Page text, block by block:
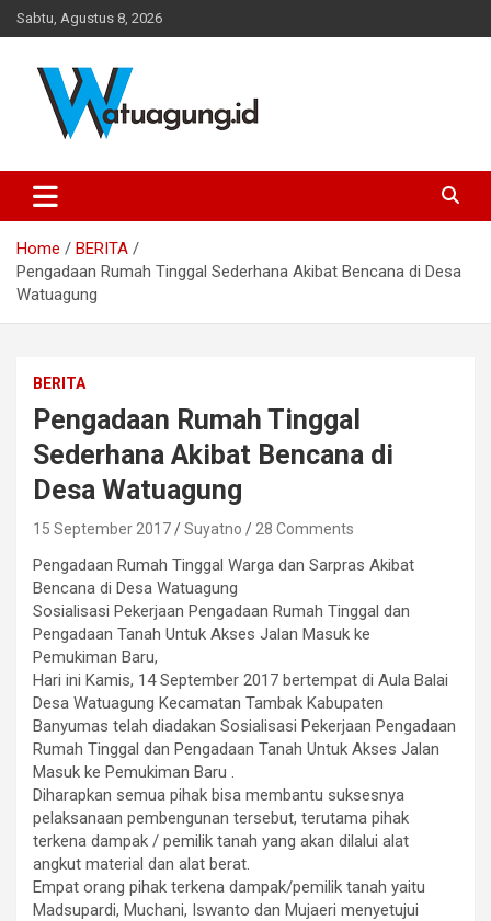
Skip
to
Sabtu, Agustus 8, 2026
Watuagung.ID
Banyumas, Jawa Tengah
Home
BERITA
Pengadaan Rumah Tinggal Sederhana Akibat Bencana di Desa
Watuagung
BERITA
Pengadaan Rumah Tinggal
Sederhana Akibat Bencana di
Desa Watuagung
15 September 2017 Suyatno 28 Comments
Pengadaan Rumah Tinggal Warga dan Sarpras Akibat
Bencana di Desa Watuagung
Sosialisasi Pekerjaan Pengadaan Rumah Tinggal dan
Pengadaan Tanah Untuk Akses Jalan Masuk ke
Pemukiman Baru,
Hari ini Kamis, 14 September 2017 bertempat di Aula Balai
Desa Watuagung Kecamatan Tambak Kabupaten
Banyumas telah diadakan Sosialisasi Pekerjaan Pengadaan
Rumah Tinggal dan Pengadaan Tanah Untuk Akses Jalan
Masuk ke Pemukiman Baru .
Diharapkan semua pihak bisa membantu suksesnya
pelaksanaan pembengunan tersebut, terutama pihak
terkena dampak / pemilik tanah yang akan dilalui alat
angkut material dan alat berat.
Empat orang pihak terkena dampak/pemilik tanah yaitu
Madsupardi, Muchani, Iswanto dan Mujaeri menyetujui